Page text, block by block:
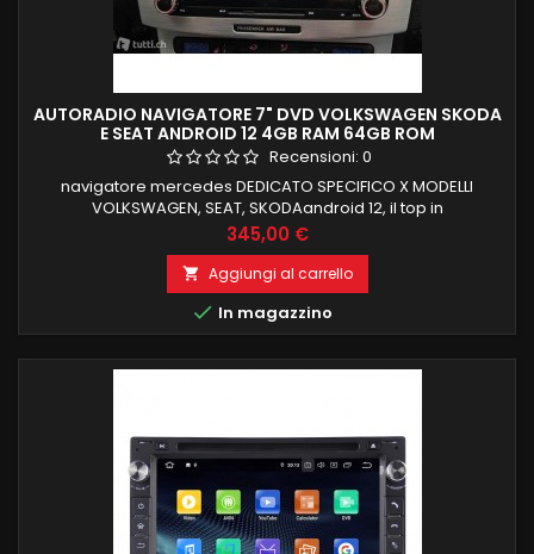
AUTORADIO NAVIGATORE 7" DVD VOLKSWAGEN SKODA
E SEAT ANDROID 12 4GB RAM 64GB ROM
Recensioni: 0
navigatore mercedes DEDICATO SPECIFICO X MODELLI
VOLKSWAGEN, SEAT, SKODAandroid 12, il top in
commercio 4 GB RAM octacore 64 GB ROM 7 POLLICI DI
SCHERMO CON LETTORE CD DVD FUNZIONE MIRRORLINK carplay
e android auto wireless integratirecupero funzioni totali di
bordo autoCOMPATIBILE MODULO DAB+WIFI
INTEGRATO BLUETOOTH INTEGRATO ingresso camera e aux
Prezzo
345,00 €
 Aggiungi al carrello
 In magazzino